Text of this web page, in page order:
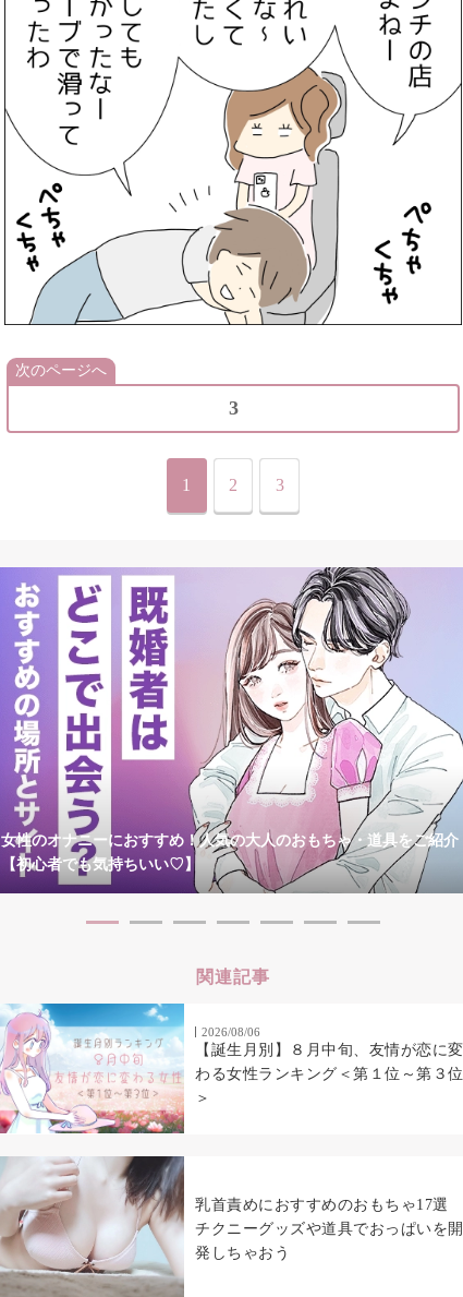
次のページへ
3
1 2 3
女性のオナニーにおすすめ！人気の大人のおもちゃ・道具をご紹介
【初心者でも気持ちいい♡】
関連記事
2026/08/06
【誕生月別】８月中旬、友情が恋に変
わる女性ランキング＜第１位～第３位
＞
乳首責めにおすすめのおもちゃ17選
チクニーグッズや道具でおっぱいを開
発しちゃおう